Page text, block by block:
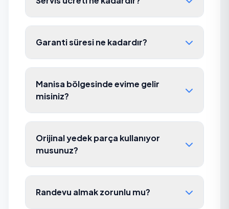
Garanti süresi ne kadardır?
Manisa bölgesinde evime gelir
misiniz?
Orijinal yedek parça kullanıyor
musunuz?
Randevu almak zorunlu mu?